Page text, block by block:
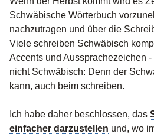
Schwäbische Wörterbuch
nachzutragen und über die
Viele schreiben Schwäbisch
Accents und Aussprachezeichen
nicht Schwäbisch: Denn der
kann, auch beim schreiben.
Ich habe daher beschlossen, das
einfacher darzustellen und, wo